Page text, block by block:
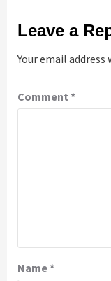
Leave a
Your email
Comment *
Name*